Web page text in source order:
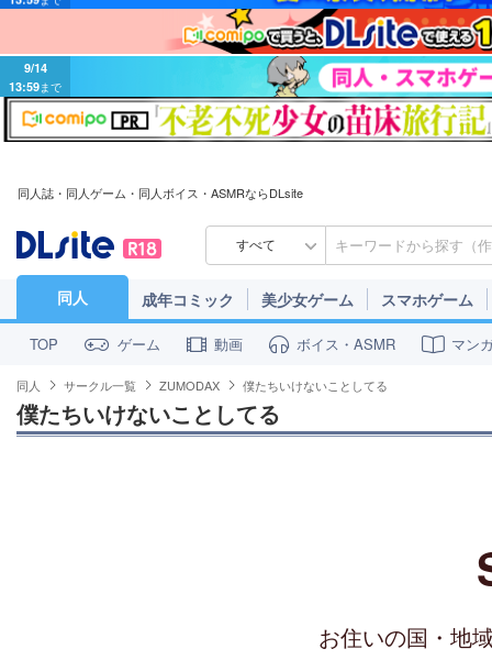
9/14
13:59 まで
同人誌・同人ゲーム・同人ボイス・ASMRならDLsite
すべて
同人 成年コミック 美少女ゲーム スマホゲーム
TOP ゲーム 動画 ボイス・ASMR マン
同人 サークル一覧 ZUMODAX 僕たちいけないことしてる
僕たちいけないことしてる
お住いの国・地